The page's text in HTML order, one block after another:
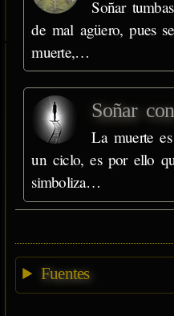
Soñar
de mal agüero, pues
muerte,…
Soñar
La muerte
un ciclo, es por ello
simboliza…
Fuentes